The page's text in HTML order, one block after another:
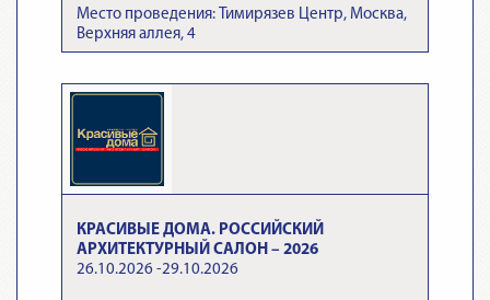
Место проведения: Тимирязев Центр, Москва,
Верхняя аллея, 4
КРАСИВЫЕ ДОМА. РОССИЙСКИЙ
АРХИТЕКТУРНЫЙ САЛОН – 2026
26.10.2026 -29.10.2026